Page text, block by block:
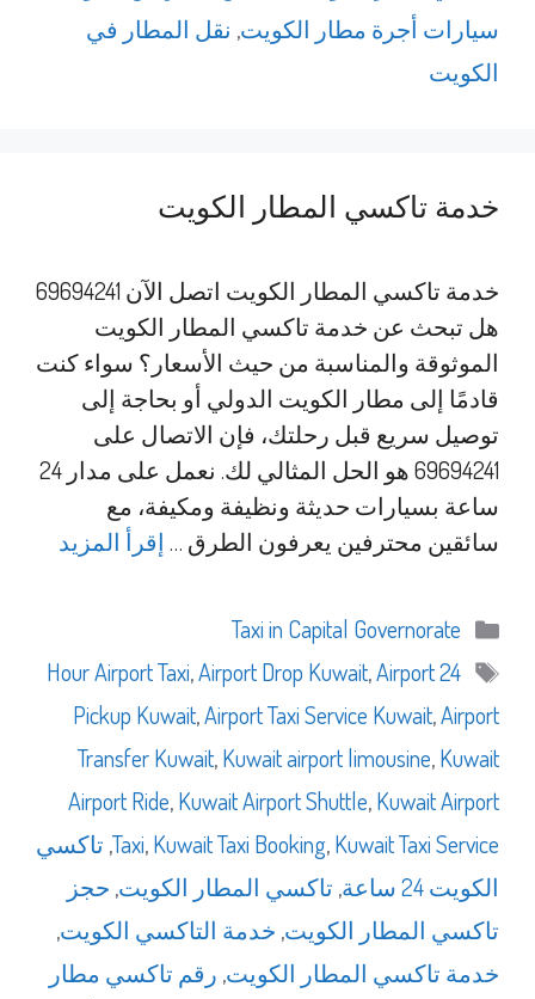
سيارات أجرة مطار الكويت, نقل المطار في
الكويت
خدمة تاكسي المطار الكويت
خدمة تاكسي المطار الكويت اتصل الآن 69694241
هل تبحث عن خدمة تاكسي المطار الكويت
الموثوقة والمناسبة من حيث الأسعار؟ سواء كنت
قادمًا إلى مطار الكويت الدولي أو بحاجة إلى
توصيل سريع قبل رحلتك، فإن الاتصال على
69694241 هو الحل المثالي لك. نعمل على مدار 24
ساعة بسيارات حديثة ونظيفة ومكيفة، مع
سائقين محترفين يعرفون الطرق … إقرأ المزيد
التصنيفات
Taxi in Capital Governorate
الوسوم
24 Hour Airport Taxi
,Airport Drop Kuwait,Airport
Pickup Kuwait,Airport Taxi Service Kuwait,Airport
Transfer Kuwait,Kuwait airport limousine,Kuwait
Airport Ride,Kuwait Airport Shuttle,Kuwait Airport
Taxi,Kuwait Taxi Booking,Kuwait Taxi Service
, تاكسي
الكويت 24 ساعة
, تاكسي المطار الكويت, حجز
تاكسي المطار الكويت, خدمة التاكسي الكويت,
خدمة تاكسي المطار الكويت, رقم تاكسي مطار